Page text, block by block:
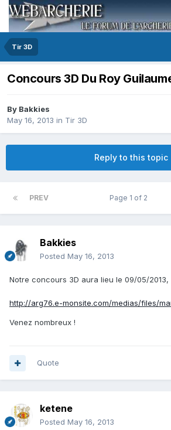
Tir 3D
Concours 3D Du Roy
By Bakkies
May 16, 2013 in Tir 3D
Reply to this topic
PREV Page 1 of 2
Bakkies
Posted May 16, 2013
Notre concours 3D aura lieu le 09/05/
http://arg76.e-monsite.com/medias/files/
Venez nombreux !
Quote
ketene
Posted May 16, 2013